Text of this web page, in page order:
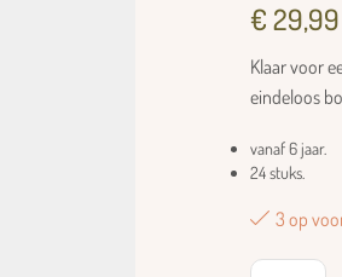
€ 29,99
Klaar voor
eindeloos
vanaf 6 jaar.
24 stuks.
3 op